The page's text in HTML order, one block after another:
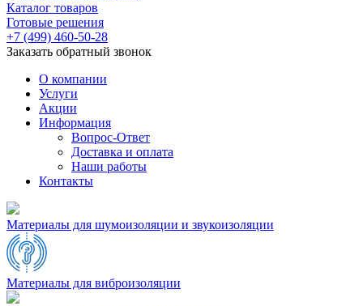
Каталог товаров
Готовые решения
+7 (499) 460-50-28
Заказать обратный звонок
О компании
Услуги
Акции
Информация
Вопрос-Ответ
Доставка и оплата
Наши работы
Контакты
Материалы для шумоизоляции и звукоизоляции
Материалы для виброизоляции